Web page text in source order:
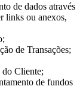
de dados através
links ou anexos,
de Transações;
do Cliente;
de fundos